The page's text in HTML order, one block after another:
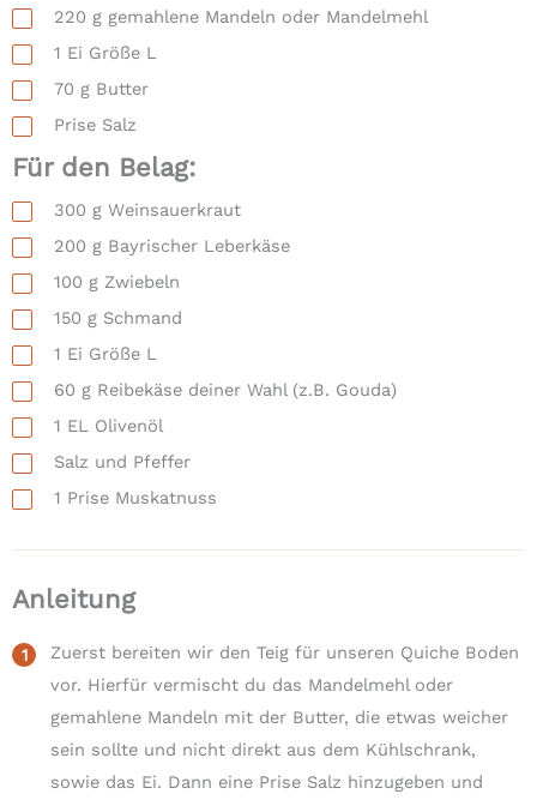
220 g gemahlene Mandeln oder Mandelmehl
1 Ei Größe L
70 g Butter
Prise Salz
Für den Belag:
300 g Weinsauerkraut
200 g Bayrischer Leberkäse
100 g Zwiebeln
150 g Schmand
1 Ei Größe L
60 g Reibekäse deiner Wahl (z.B. Gouda)
1 EL Olivenöl
Salz und Pfeffer
1 Prise Muskatnuss
Anleitung
Zuerst bereiten wir den Teig für unseren Quiche Boden
vor. Hierfür vermischt du das Mandelmehl oder
gemahlene Mandeln mit der Butter, die etwas weicher
sein sollte und nicht direkt aus dem Kühlschrank,
sowie das Ei. Dann eine Prise Salz hinzugeben und